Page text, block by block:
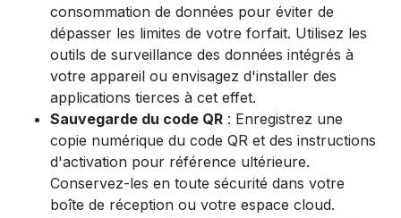
consommation de données pour éviter de
dépasser les limites de votre forfait. Utilisez les
outils de surveillance des données intégrés à
votre appareil ou envisagez d'installer des
applications tierces à cet effet.
Sauvegarde du code QR : Enregistrez une
copie numérique du code QR et des instructions
d'activation pour référence ultérieure.
Conservez-les en toute sécurité dans votre
boîte de réception ou votre espace cloud.